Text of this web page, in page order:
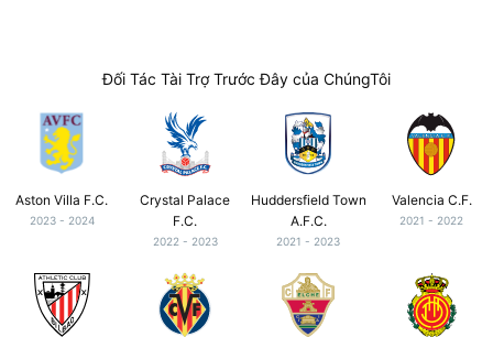
Đối Tác Tài Trợ Trước Đây của ChúngTôi
Aston Villa F.C.
2023 - 2024
Crystal Palace
F.C.
2022 - 2023
Huddersfield Town
A.F.C.
2021 - 2023
Valencia C.F.
2021 - 2022